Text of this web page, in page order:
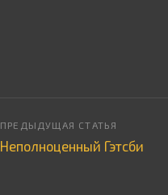
Неполноценный Гэтсби